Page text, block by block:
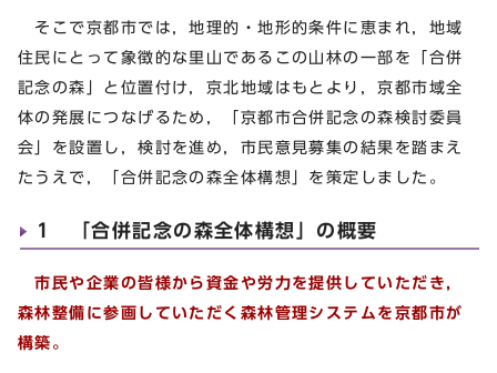
そこで京都市では，地理的・地形的条件に恵まれ，地域
住民にとって象徴的な里山であるこの山林の一部を「合併
記念の森」と位置付け，京北地域はもとより，京都市域全
体の発展につなげるため，「京都市合併記念の森検討委員
会」を設置し，検討を進め，市民意見募集の結果を踏まえ
たうえで，「合併記念の森全体構想」を策定しました。
1 「合併記念の森全体構想」の概要
市民や企業の皆様から資金や労力を提供していただき，
森林整備に参画していただく森林管理システムを京都市が
構築。